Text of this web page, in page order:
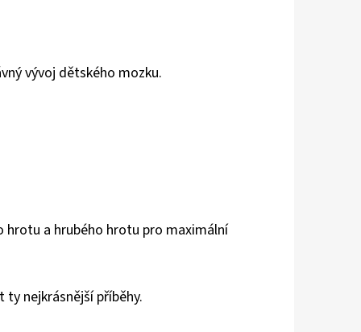
vývoj dětského mozku.
hrotu a hrubého hrotu pro maximální
nejkrásnější příběhy.